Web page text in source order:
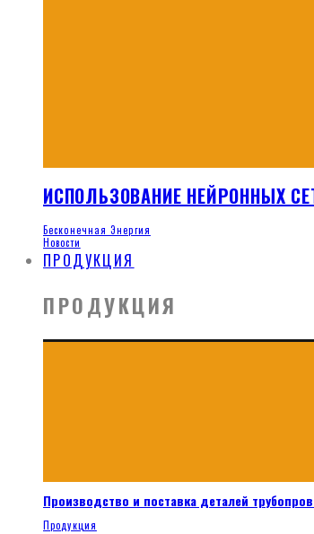
ИСПОЛЬЗОВАНИЕ НЕЙРОННЫХ
Бесконечная Энергия
Новости
ПРОДУКЦИЯ
ПРОДУКЦИЯ
Производство и поставка деталей
Продукция